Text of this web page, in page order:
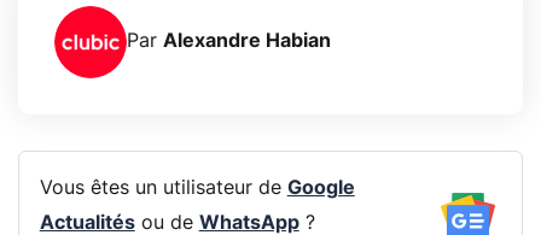
Par Alexandre Habian
Vous êtes un utilisateur de Google
Actualitésou de WhatsApp?